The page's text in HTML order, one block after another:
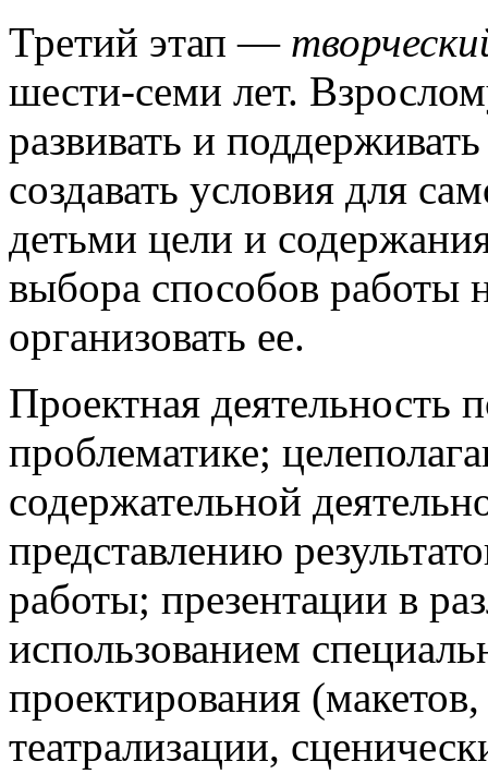
Третий этап —
шести-семи лет.
развивать и
создавать условия для
детьми цели и
выбора способов работы
организовать ее.
Проектная деятельность
проблематике;
содержательной
представлению
работы; презентации в
использованием
проектирования
театрализации,